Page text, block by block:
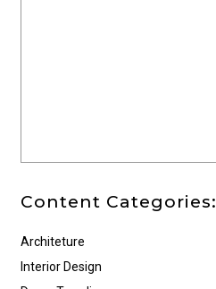
Content Categories:
Architeture
Interior Design